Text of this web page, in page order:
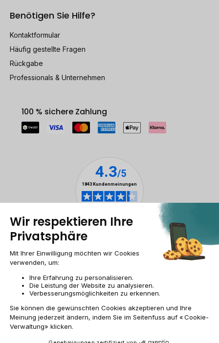
Benötigen Sie Hilfe?
Kontaktformular
Häufig gestellte Fragen
Rückgabe
Professionals & Unternehmen
100 % sichere Zahlung
Allgemeine Geschäftsbedingungen
Personenbezogener datenBarrierefreiheit